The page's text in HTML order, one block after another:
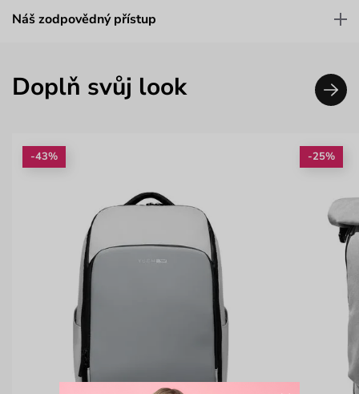
Náš zodpovědný přístup
Doplň svůj look
-43% -25%